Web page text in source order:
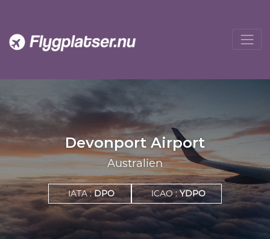
Devonport Airport
Australien
IATA :DPO ICAO :YDPO